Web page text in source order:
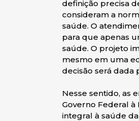
definição precisa
consideram a
saúde. O
para que apenas
saúde. O projeto
mesmo em uma
decisão será dada
Nesse sentido, as
Governo Federal à
integral à saúde